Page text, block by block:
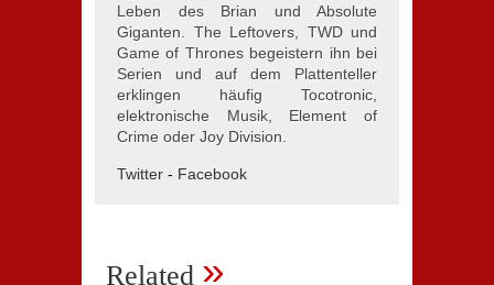
Leben des Brian und Absolute
Giganten. The Leftovers, TWD und
Game of Thrones begeistern ihn bei
Serien und auf dem Plattenteller
erklingen häufig Tocotronic,
elektronische Musik, Element of
Crime oder Joy Division.
Twitter - Facebook
Related »